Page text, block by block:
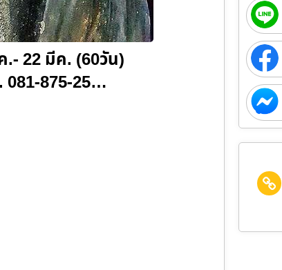
.- 22 มีค. (60วัน)
081-875-25…